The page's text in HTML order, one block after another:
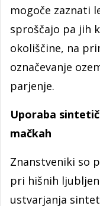
mogoče zaznati
sproščajo pa jih
okoliščine, na
označevanje
parjenje.
Uporaba
mačkah
Znanstveniki so
pri hišnih
ustvarjanja